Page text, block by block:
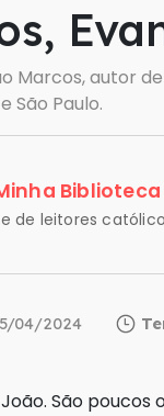
Marcos, autor
São Paulo.
de leitores
04/2024
São